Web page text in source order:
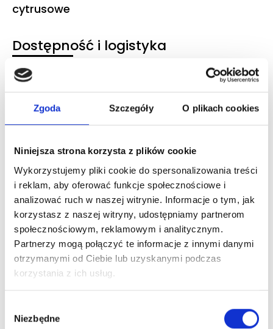
Zgoda Szczegóły O plikach cookies
Niniejsza strona korzysta z plików cookie
Wykorzystujemy pliki cookie do spersonalizowania treści
i reklam, aby oferować funkcje społecznościowe i
analizować ruch w naszej witrynie. Informacje o tym, jak
korzystasz z naszej witryny, udostępniamy partnerom
społecznościowym, reklamowym i analitycznym.
Partnerzy mogą połączyć te informacje z innymi danymi
otrzymanymi od Ciebie lub uzyskanymi podczas
korzystania z ich usług.
zgody
Niezbędne
cytrusowe
Dostępność i logistyka
Wysyłka / odbiór osobisty
Kurier DHL, Paczkomat InPost, odiór osobisty
Czas realizacji
To również może Ciebie
zainteresować
Zaloguj się, aby zobaczyć cenę
HERRERA LA BOMBA EDP
woda perfumowana
Dowiedz się więcej